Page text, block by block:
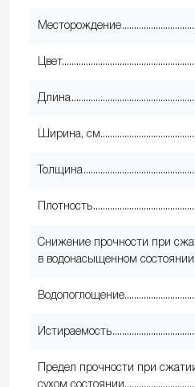
Месторождение
Цвет
Длина
Ширина, см
Толщина
Плотность
Снижение прочности при
в водонасыщенном состоянии
Водопоглощение
Истираемость
Предел прочности при